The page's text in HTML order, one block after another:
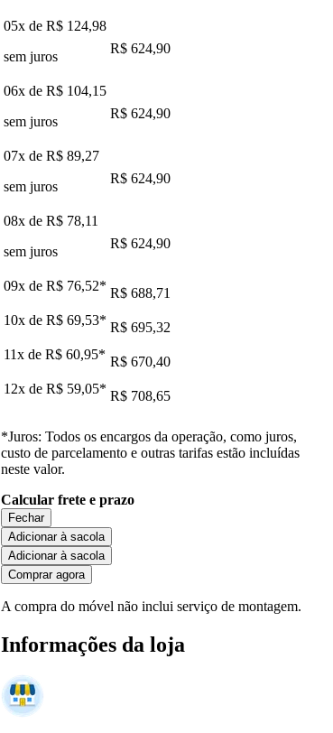
05x de R$ 124,98
sem juros
R$ 624,90
06x de R$ 104,15
sem juros
R$ 624,90
07x de R$ 89,27
sem juros
R$ 624,90
08x de R$ 78,11
sem juros
R$ 624,90
09x de R$ 76,52* R$ 688,71
10x de R$ 69,53* R$ 695,32
11x de R$ 60,95* R$ 670,40
12x de R$ 59,05* R$ 708,65
*Juros: Todos os encargos da operação, como juros,
custo de parcelamento e outras tarifas estão incluídas
neste valor.
Calcular frete e prazo
Fechar
Adicionar à sacola
Adicionar à sacola
Comprar agora
A compra do móvel não inclui serviço de montagem.
Informações da loja